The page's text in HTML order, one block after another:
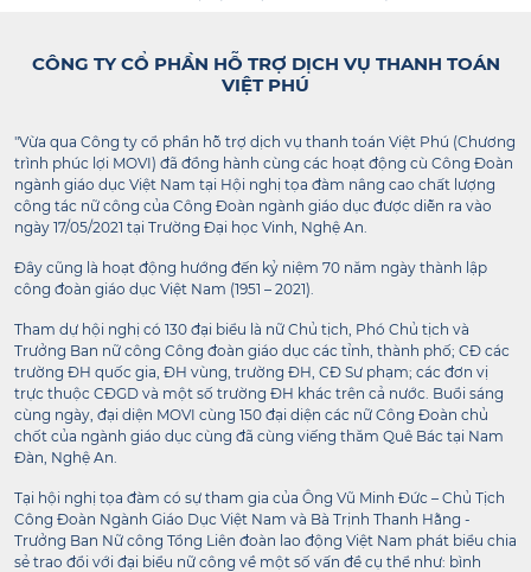
CÔNG TY CỔ PHẦN HỖ TRỢ DỊCH VỤ THANH TOÁN
VIỆT PHÚ
"Vừa qua Công ty cổ phần hỗ trợ dịch vụ thanh toán Việt Phú (Chương
trình phúc lợi MOVI) đã đồng hành cùng các hoạt động cù Công Đoàn
ngành giáo dục Việt Nam tại Hội nghị tọa đàm nâng cao chất lượng
công tác nữ công của Công Đoàn ngành giáo dục được diễn ra vào
ngày 17/05/2021 tại Trường Đại học Vinh, Nghệ An.
Đây cũng là hoạt động hướng đến kỷ niệm 70 năm ngày thành lập
công đoàn giáo dục Việt Nam (1951 – 2021).
Tham dự hội nghị có 130 đại biểu là nữ Chủ tịch, Phó Chủ tịch và
Trưởng Ban nữ công Công đoàn giáo dục các tỉnh, thành phố; CĐ các
trường ĐH quốc gia, ĐH vùng, trường ĐH, CĐ Sư phạm; các đơn vị
trực thuộc CĐGD và một số trường ĐH khác trên cả nước. Buổi sáng
cùng ngày, đại diện MOVI cùng 150 đại diện các nữ Công Đoàn chủ
chốt của ngành giáo dục cùng đã cùng viếng thăm Quê Bác tại Nam
Đàn, Nghệ An.
Tại hội nghị tọa đàm có sự tham gia của Ông Vũ Minh Đức – Chủ Tịch
Công Đoàn Ngành Giáo Dục Việt Nam và Bà Trịnh Thanh Hằng -
Trưởng Ban Nữ công Tổng Liên đoàn lao động Việt Nam phát biểu chia
sẻ trao đổi với đại biểu nữ công về một số vấn đề cụ thể như: bình